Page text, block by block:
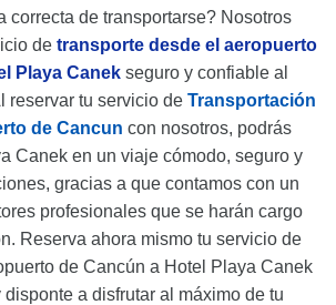
correcta de transportarse? Nosotros
de transporte desde el aeropuerto
Playa Canek seguro y confiable al
reservar tu servicio de Transportación
de Cancun con nosotros, podrás
Canek en un viaje cómodo, seguro y
gracias a que contamos con un
profesionales que se harán cargo
Reserva ahora mismo tu servicio de
de Cancún a Hotel Playa Canek
a disfrutar al máximo de tu